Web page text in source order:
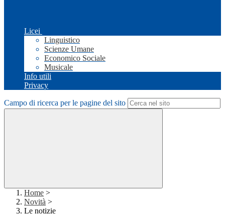
Licei
Linguistico
Scienze Umane
Economico Sociale
Musicale
Info utili
Privacy
Campo di ricerca per le pagine del sito
Home >
Novità >
Le notizie